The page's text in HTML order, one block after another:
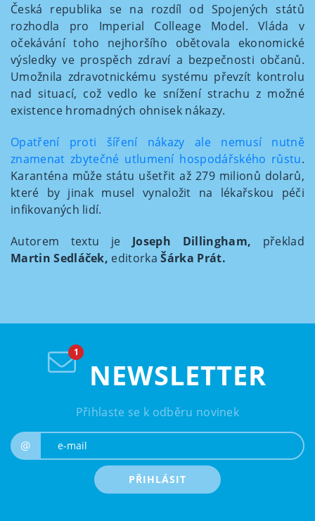
Česká republika se na rozdíl od Spojených států
rozhodla pro Imperial Colleage Model. Vláda v
očekávání toho nejhoršího obětovala ekonomické
výsledky ve prospěch zdraví a bezpečnosti občanů.
Umožnila zdravotnickému systému převzít kontrolu
nad situací, což vedlo ke snížení strachu z možné
existence hromadných ohnisek nákazy.
Opatření proti šíření nákazy ale nemusí nutně
znamenat zbytečné utlumení hospodářského růstu.
Karanténa může státu ušetřit až 279 milionů dolarů,
které by jinak musel vynaložit na lékařskou péči
infikovaných lidí.
Autorem textu je Joseph Dillingham, překlad
Martin Sedláček, editorka Šárka Prát.
NEWSLETTER
Přihlaste se k odběru novinek
@
PŘIHLÁSIT